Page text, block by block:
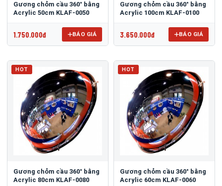
Gương chỏm cầu 360° bằng
Acrylic 50cm KLAF-0050
1.750.000đ BÁO GIÁ
Gương chỏm cầu 360° bằng
Acrylic 100cm KLAF-0100
3.650.000đ BÁO GIÁ
HOT
Gương chỏm cầu 360° bằng
Acrylic 80cm KLAF-0080
HOT
Gương chỏm cầu 360° bằng
Acrylic 60cm KLAF-0060